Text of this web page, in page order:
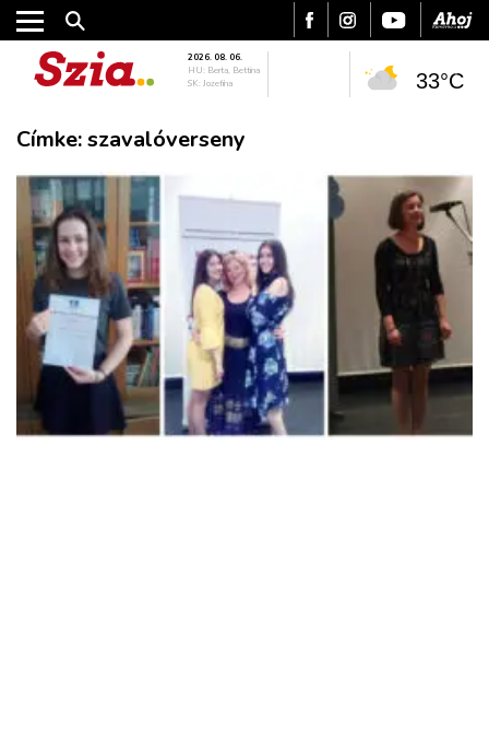
VÁROS
RÉGIÓ
SPORT
2026. 08. 06.
HU: Berta, Bettina
SK: Jozefína
33°C
Címke:szavalóverseny